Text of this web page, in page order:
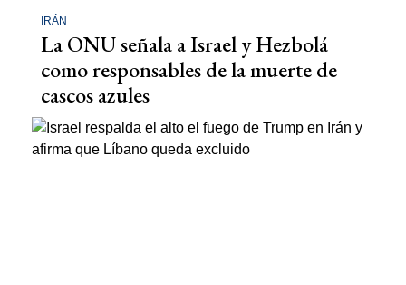
IRÁN
La ONU señala a Israel y Hezbolá
como responsables de la muerte de
cascos azules